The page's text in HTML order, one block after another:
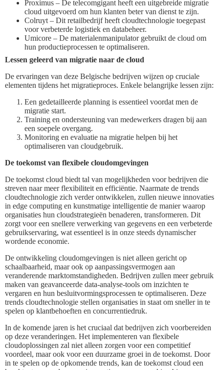
Proximus – De telecomgigant heeft een uitgebreide migratie
cloud uitgevoerd om hun klanten beter van dienst te zijn.
Colruyt – Dit retailbedrijf heeft cloudtechnologie toegepast
voor verbeterde logistiek en databeheer.
Umicore – De materialenmanipulator gebruikt de cloud om
hun productieprocessen te optimaliseren.
Lessen geleerd van migratie naar de cloud
De ervaringen van deze Belgische bedrijven wijzen op cruciale
elementen tijdens het migratieproces. Enkele belangrijke lessen zijn:
Een gedetailleerde planning is essentieel voordat men de
migratie start.
Training en ondersteuning van medewerkers dragen bij aan
een soepele overgang.
Monitoring en evaluatie na migratie helpen bij het
optimaliseren van cloudgebruik.
De toekomst van flexibele cloudomgevingen
De toekomst cloud biedt tal van mogelijkheden voor bedrijven die
streven naar meer flexibiliteit en efficiëntie. Naarmate de trends
cloudtechnologie zich verder ontwikkelen, zullen nieuwe innovaties
in edge computing en kunstmatige intelligentie de manier waarop
organisaties hun cloudstrategieën benaderen, transformeren. Dit
zorgt voor een snellere verwerking van gegevens en een verbeterde
gebruikservaring, wat essentieel is in onze steeds dynamischer
wordende economie.
De ontwikkeling cloudomgevingen is niet alleen gericht op
schaalbaarheid, maar ook op aanpassingsvermogen aan
veranderende marktomstandigheden. Bedrijven zullen meer gebruik
maken van geavanceerde data-analyse-tools om inzichten te
vergaren en hun besluitvormingsprocessen te optimaliseren. Deze
trends cloudtechnologie stellen organisaties in staat om sneller in te
spelen op klantbehoeften en concurrentiedruk.
In de komende jaren is het cruciaal dat bedrijven zich voorbereiden
op deze veranderingen. Het implementeren van flexibele
cloudoplossingen zal niet alleen zorgen voor een competitief
voordeel, maar ook voor een duurzame groei in de toekomst. Door
in te spelen op de opkomende trends, kan de toekomst cloud een